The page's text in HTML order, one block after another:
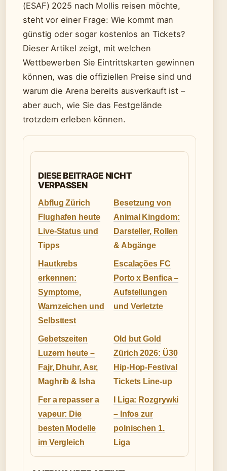
(ESAF) 2025 nach Mollis reisen möchte,
steht vor einer Frage: Wie kommt man
günstig oder sogar kostenlos an Tickets?
Dieser Artikel zeigt, mit welchen
Wettbewerben Sie Eintrittskarten gewinnen
können, was die offiziellen Preise sind und
warum die Arena bereits ausverkauft ist –
aber auch, wie Sie das Festgelände
trotzdem erleben können.
DIESE BEITRAGE NICHT
VERPASSEN
Abflug Zürich
Flughafen heute
Live-Status und
Tipps
Besetzung von
Animal Kingdom:
Darsteller, Rollen
& Abgänge
Hautkrebs
erkennen:
Symptome,
Warnzeichen und
Selbsttest
Escalações FC
Porto x Benfica –
Aufstellungen
und Verletzte
Gebetszeiten
Luzern heute –
Fajr, Dhuhr, Asr,
Maghrib & Isha
Old but Gold
Zürich 2026: Ü30
Hip-Hop-Festival
Tickets Line-up
Fer a repasser a
vapeur: Die
besten Modelle
im Vergleich
I Liga: Rozgrywki
– Infos zur
polnischen 1.
Liga